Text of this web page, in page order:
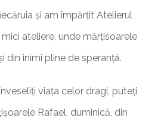
și am împărțit Atelierul
ateliere, unde mărțisoarele
din inimi pline de speranță.
viața celor dragi, puteți
Rafael, duminică, din